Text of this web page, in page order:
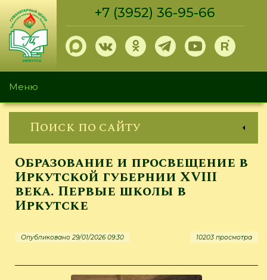
Перейти
основному
содержанию
+7 (3952) 36-95-66
Меню
Поиск по сайту
Образование и просвещение в
Иркутской губернии XVIII
века. Первые школы в
Иркутске
Опубликовано 29/01/2026 09:30 10203 просмотра